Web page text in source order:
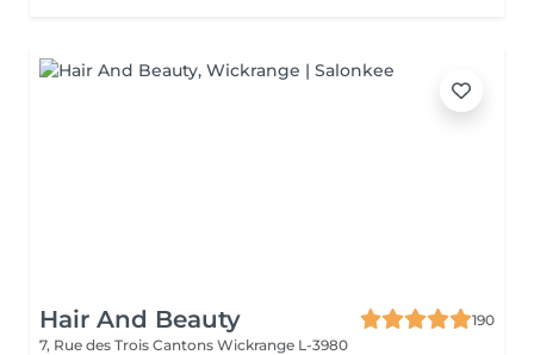
Hair And Beauty
190
7, Rue des Trois Cantons Wickrange L-3980